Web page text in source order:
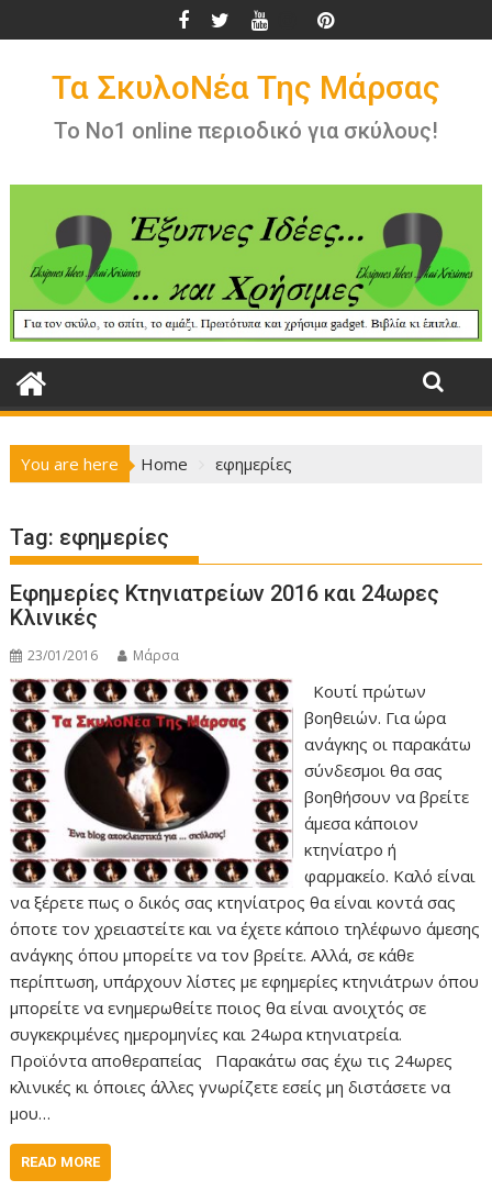
to
Τα ΣκυλοΝέα Της Μάρσας
Το Νο1 online περιοδικό για σκύλους!
You are here Home εφημερίες
Tag: εφημερίες
Εφημερίες Κτηνιατρείων 2016 και 24ωρες
Κλινικές
23/01/2016 Μάρσα
Κουτί πρώτων
βοηθειών. Για ώρα
ανάγκης οι παρακάτω
σύνδεσμοι θα σας
βοηθήσουν να βρείτε
άμεσα κάποιον
κτηνίατρο ή
φαρμακείο. Καλό είναι
να ξέρετε πως ο δικός σας κτηνίατρος θα είναι κοντά σας
όποτε τον χρειαστείτε και να έχετε κάποιο τηλέφωνο άμεσης
ανάγκης όπου μπορείτε να τον βρείτε. Αλλά, σε κάθε
περίπτωση, υπάρχουν λίστες με εφημερίες κτηνιάτρων όπου
μπορείτε να ενημερωθείτε ποιος θα είναι ανοιχτός σε
συγκεκριμένες ημερομηνίες και 24ωρα κτηνιατρεία.
Προϊόντα αποθεραπείας Παρακάτω σας έχω τις 24ωρες
κλινικές κι όποιες άλλες γνωρίζετε εσείς μη διστάσετε να
μου…
READ MORE